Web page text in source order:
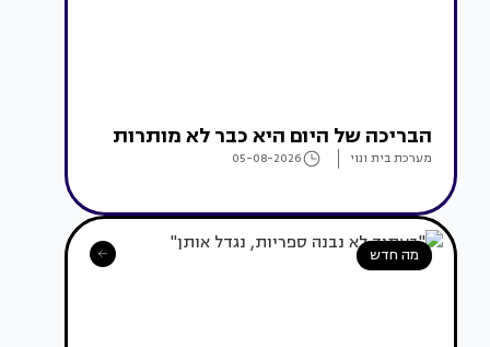
הבריכה של היום היא כבר לא מותרות
מערכת בית ונוי 05-08-2026
מה חדש